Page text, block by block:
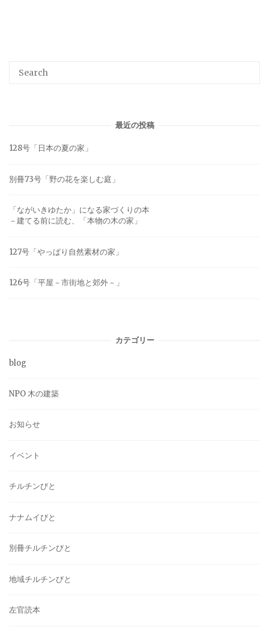
最近の投稿
128号「日本の夏の家」
別冊73号「野の花を楽しむ庭」
「ながいきゆたか」になる家づくりの本
－建てる前に読む、「本物の木の家」
127号「やっぱり自然素材の家」
126号「平屋－市街地と郊外－」
カテゴリー
blog
NPO 木の建築
お知らせ
イベント
チルチンびと
ナナムイびと
別冊チルチンびと
地域チルチンびと
左官読本